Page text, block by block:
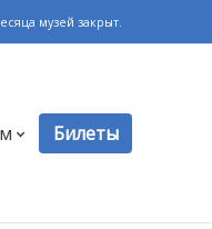
музей закрыт.
Билеты